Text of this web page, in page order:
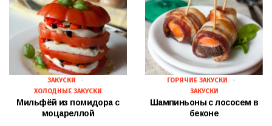
ЗАКУСКИ
ХОЛОДНЫЕ ЗАКУСКИ
Мильфёй из помидора с
моцареллой
ГОРЯЧИЕ ЗАКУСКИ
ЗАКУСКИ
Шампиньоны с лососем в
беконе